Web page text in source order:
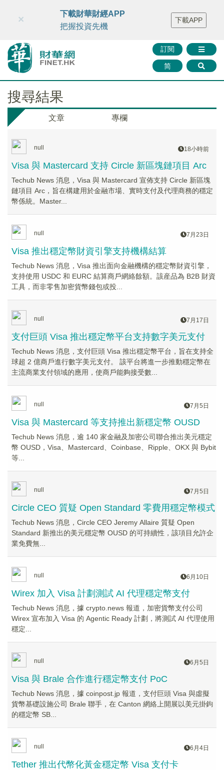
財華智庫網 FINTV FINMETA 財華證券 媒體矩陣
智庫沙龍
聯絡我們
訂閱
简
×
下載財華財經APP
把握投資先機
下載APP
搜尋結果
文章 專欄
null 18小時前
Visa 與 Mastercard 支持 Circle 新區塊鏈項目 Arc
Techub News 消息，Visa 與 Mastercard 宣佈支持 Circle 新區塊
鏈項目 Arc，旨在構建用於金融市場、實時支付及代理商務的穩定
幣係統。Master...
null 7月23日
Visa 推出穩定幣財資引擎支持機構結算
Techub News 消息，Visa 推出面向金融機構的穩定幣財資引擎，
支持使用 USDC 和 EURC 結算商戶網絡餘額。該産品為 B2B 財資
工具，而非零售加密貨幣錢包或投...
null 7月17日
支付巨頭 Visa 推出穩定幣平台支持數字美元支付
Techub News 消息，支付巨頭 Visa 推出穩定幣平台，旨在支持全
球超 2 億商戶進行數字美元支付。 該平台將進一步推動穩定幣在
主流商業支付領域的應用，使商戶能夠接受數...
null 7月5日
Visa 與 Mastercard 等支持推出新穩定幣 OUSD
Techub News 消息，逾 140 家金融及加密公司聯合推出美元穩定
幣 OUSD，Visa、Mastercard、Coinbase、Ripple、OKX 與 Bybit
等...
null 7月5日
Circle CEO 質疑 Open Standard 零費用穩定幣模式
Techub News 消息，Circle CEO Jeremy Allaire 質疑 Open
Standard 新推出的美元穩定幣 OUSD 的可持續性，該項目允許企
業免費無...
null 6月10日
Wirex 加入 Visa 計劃測試 AI 代理穩定幣支付
Techub News 消息，據 crypto.news 報道，加密貨幣支付公司
Wirex 宣布加入 Visa 的 Agentic Ready 計劃，將測試 AI 代理使用
穩定...
null 6月5日
Visa 與 Brale 合作進行穩定幣支付 PoC
Techub News 消息，據 coinpost.jp 報道，支付巨頭 Visa 與虛擬
貨幣基礎設施公司 Brale 聯手，在 Canton 網絡上開展以美元掛鉤
的穩定幣 SB...
null 6月4日
Tether 推出代幣化黃金穩定幣 Visa 支付卡